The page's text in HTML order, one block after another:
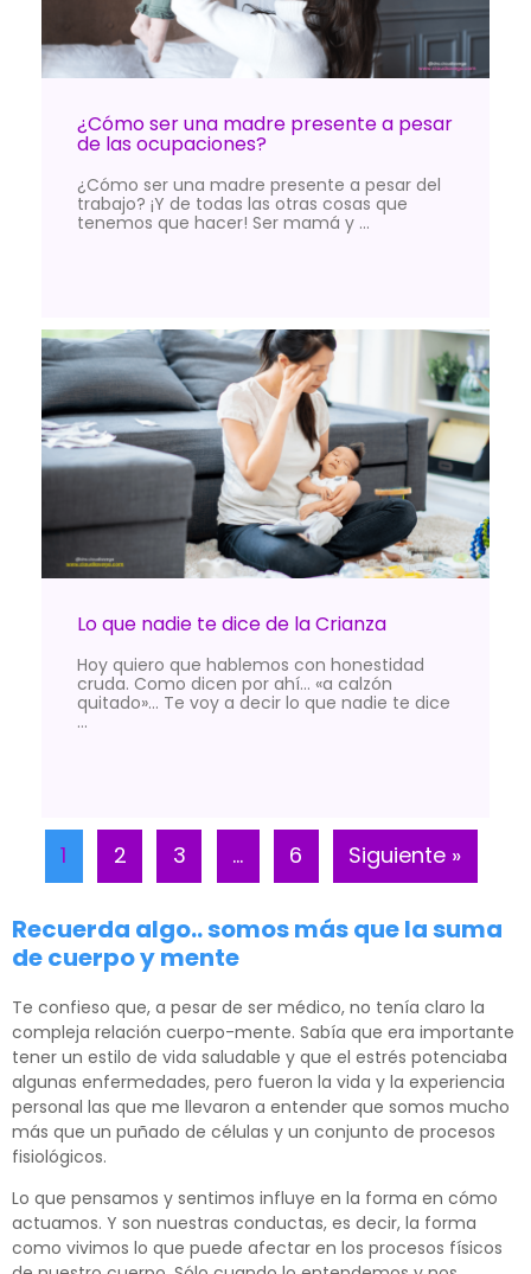
¿Cómo ser una madre presente a pesar
de las ocupaciones?
¿Cómo ser una madre presente a pesar del
trabajo? ¡Y de todas las otras cosas que
tenemos que hacer! Ser mamá y …
Lo que nadie te dice de la Crianza
Hoy quiero que hablemos con honestidad
cruda. Como dicen por ahí… «a calzón
quitado»… Te voy a decir lo que nadie te dice
…
1 2 3 … 6 Siguiente »
Recuerda algo.. somos más que la suma
de cuerpo y mente
Te confieso que, a pesar de ser médico, no tenía claro la
compleja relación cuerpo-mente. Sabía que era importante
tener un estilo de vida saludable y que el estrés potenciaba
algunas enfermedades, pero fueron la vida y la experiencia
personal las que me llevaron a entender que somos mucho
más que un puñado de células y un conjunto de procesos
fisiológicos.
Lo que pensamos y sentimos influye en la forma en cómo
actuamos. Y son nuestras conductas, es decir, la forma
como vivimos lo que puede afectar en los procesos físicos